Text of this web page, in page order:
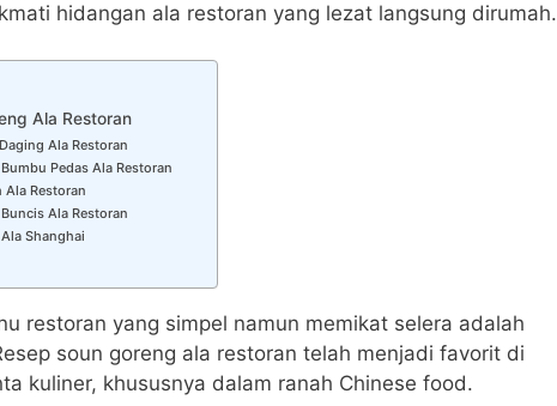
hidangan ala restoran yang lezat langsung dirumah.
Ala Restoran
Ala Restoran
Pedas Ala Restoran
Ala Restoran
Ala Restoran
Shanghai
restoran yang simpel namun memikat selera adalah
soun goreng ala restoran telah menjadi favorit di
kuliner, khususnya dalam ranah Chinese food.